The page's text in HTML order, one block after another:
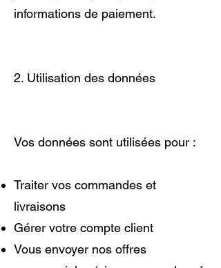
informations de paiement.
2. Utilisation des données
Vos données sont utilisées pour :
Traiter vos commandes et
livraisons
Gérer votre compte client
Vous envoyer nos offres